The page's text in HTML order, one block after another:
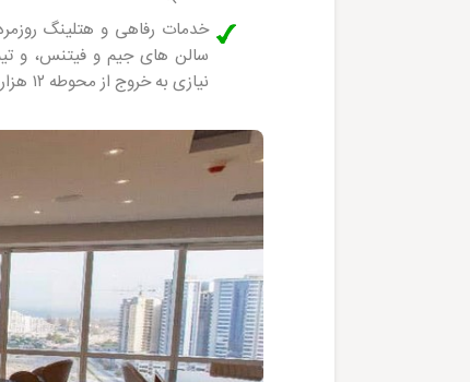
خدمات رفاهی و هتلینگ
نیازی به خروج از محوطه ۱۲ هزار متری برج نداشته باشید.